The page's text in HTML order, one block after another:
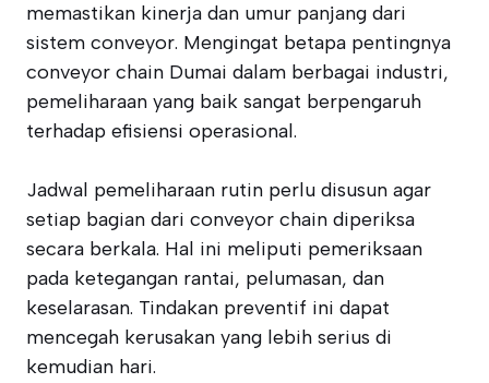
memastikan kinerja dan umur panjang dari
sistem conveyor. Mengingat betapa pentingnya
conveyor chain Dumai dalam berbagai industri,
pemeliharaan yang baik sangat berpengaruh
terhadap efisiensi operasional.
Jadwal pemeliharaan rutin perlu disusun agar
setiap bagian dari conveyor chain diperiksa
secara berkala. Hal ini meliputi pemeriksaan
pada ketegangan rantai, pelumasan, dan
keselarasan. Tindakan preventif ini dapat
mencegah kerusakan yang lebih serius di
kemudian hari.